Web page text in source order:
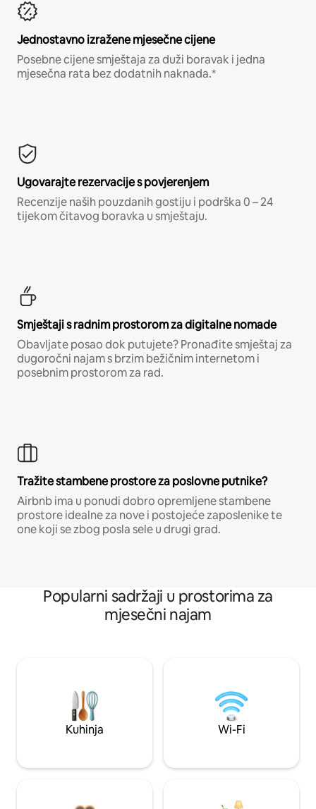
Jednostavno izražene mjesečne cijene
Posebne cijene smještaja za duži boravak i jedna
mjesečna rata bez dodatnih naknada.*
Ugovarajte rezervacije s povjerenjem
Recenzije naših pouzdanih gostiju i podrška 0 – 24
tijekom čitavog boravka u smještaju.
Smještaji s radnim prostorom za digitalne nomade
Obavljate posao dok putujete? Pronađite smještaj za
dugoročni najam s brzim bežičnim internetom i
posebnim prostorom za rad.
Tražite stambene prostore za poslovne putnike?
Airbnb ima u ponudi dobro opremljene stambene
prostore idealne za nove i postojeće zaposlenike te
one koji se zbog posla sele u drugi grad.
Popularni sadržaji u prostorima za
mjesečni najam
Kuhinja Wi-Fi